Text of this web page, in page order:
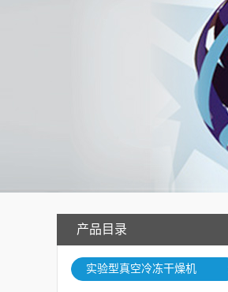
产品目录
实验型真空冷冻干燥机